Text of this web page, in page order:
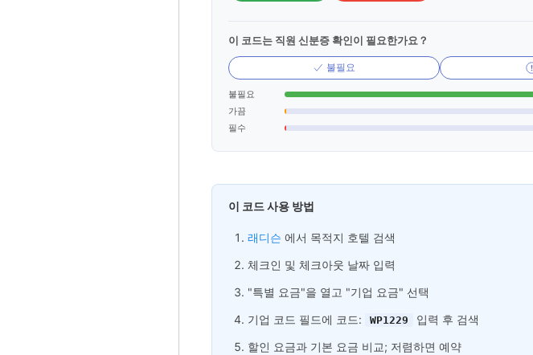
이 코드는 직원 신분증 확인이 필요한가요？
불필요
불필요
가끔
필수
이 코드 사용 방법
래디슨 에서 목적지 호텔 검색
체크인 및 체크아웃 날짜 입력
"특별 요금"을 열고 "기업 요금" 선택
기업 코드 필드에 코드:
WP1229
입력 후 검색
할인 요금과 기본 요금 비교; 저렴하면 예약